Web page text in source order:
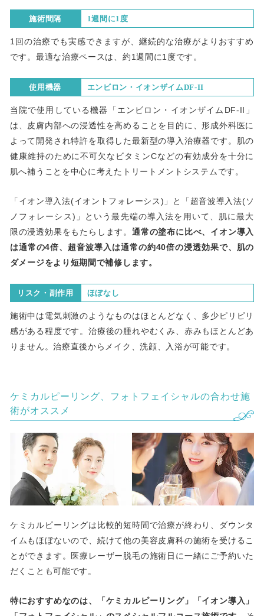
施術間隔 1週間に1度
1回の治療でも実感できますが、継続的な治療がよりおすすめ
です。最適な治療ペースは、約1週間に1度です。
使用機器 エンビロン・イオンザイムDF-II
当院で使用している機器「エンビロン・イオンザイムDF-II」
は、皮膚内部への浸透性を高めることを目的に、形成外科医に
よって開発され特許を取得した最新型の導入治療器です。肌の
健康維持のために不可欠なビタミンCなどの有効成分を十分に
肌へ補うことを中心に考えたトリートメントシステムです。
「イオン導入法(イオントフォレーシス)」と「超音波導入法(ソ
ノフォレーシス)」という最先端の導入法を用いて、肌に最大
限の浸透効果をもたらします。通常の塗布に比べ、イオン導入
は通常の4倍、超音波導入は通常の約40倍の浸透効果で、肌の
ダメージをより短期間で補修します。
リスク・副作用 ほぼなし
施術中は電気刺激のようなものはほとんどなく、多少ピリピリ
感がある程度です。治療後の腫れやむくみ、赤みもほとんどあ
りません。治療直後からメイク、洗顔、入浴が可能です。
ケミカルピーリング、フォトフェイシャルの合わせ施
術がオススメ
ケミカルピーリングは比較的短時間で治療が終わり、ダウンタ
イムもほぼないので、続けて他の美容皮膚科の施術を受けるこ
とができます。医療レーザー脱毛の施術日に一緒にご予約いた
だくことも可能です。
特におすすめなのは、「ケミカルピーリング」「イオン導入」